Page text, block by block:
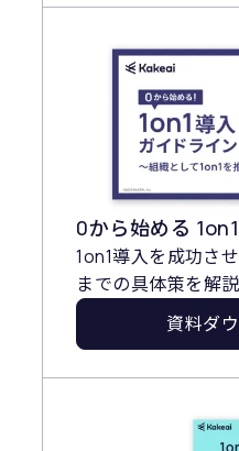
0から始める
1on1導入を成功さ
までの具体策を解説
資料ダ